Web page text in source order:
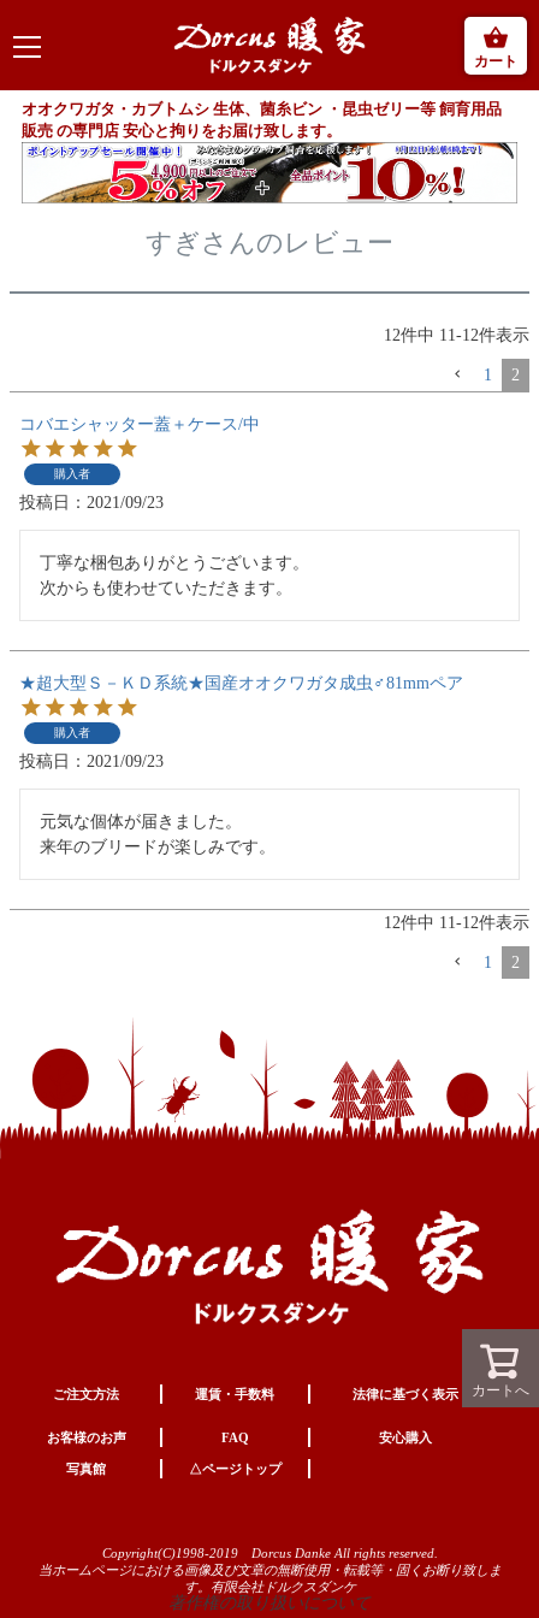
カート
オオクワガタ・カブトムシ 生体、菌糸ビン ・昆虫ゼリー等 飼育用品
販売 の専門店 安心と拘りをお届け致します。
すぎさんのレビュー
12件中 11 -12件表示
1 2
コバエシャッター蓋＋ケース/中
購入者
投稿日 2021/09/23
丁寧な梱包ありがとうございます。
次からも使わせていただきます。
★超大型Ｓ－ＫＤ系統★国産オオクワガタ成虫♂81mmペア
購入者
投稿日 2021/09/23
元気な個体が届きました。
来年のブリードが楽しみです。
12件中 11-12件表示
1 2
ご注文方法 運賃・手数料 法律に基づく表示
お客様のお声 FAQ 安心購入
写真館 △ページトップ
Copyright(C)1998-2019 Dorcus Danke All rights reserved.
当ホームページにおける画像及び文章の無断使用・転載等・固くお断り致しま
す。有限会社ドルクスダンケ
著作権の取り扱いについて
カートへ